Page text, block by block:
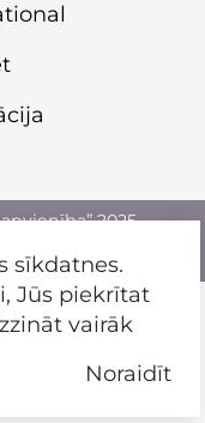
sīkdatnes.
Jūs piekrītat
vairāk
Noraidīt
2025